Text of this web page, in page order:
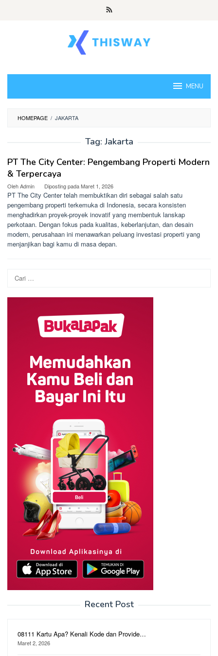
MENU
HOMEPAGE / JAKARTA
Tag: Jakarta
PT The City Center: Pengembang Properti Modern
& Terpercaya
OlehAdmin Diposting padaMaret 1, 2026
PT The City Center telah membuktikan diri sebagai salah satu
pengembang properti terkemuka di Indonesia, secara konsisten
menghadirkan proyek-proyek inovatif yang membentuk lanskap
perkotaan. Dengan fokus pada kualitas, keberlanjutan, dan desain
modern, perusahaan ini menawarkan peluang investasi properti yang
menjanjikan bagi kamu di masa depan.
Cari
untuk:
Recent Post
08111 Kartu Apa? Kenali Kode dan Provide…
Maret 2, 2026